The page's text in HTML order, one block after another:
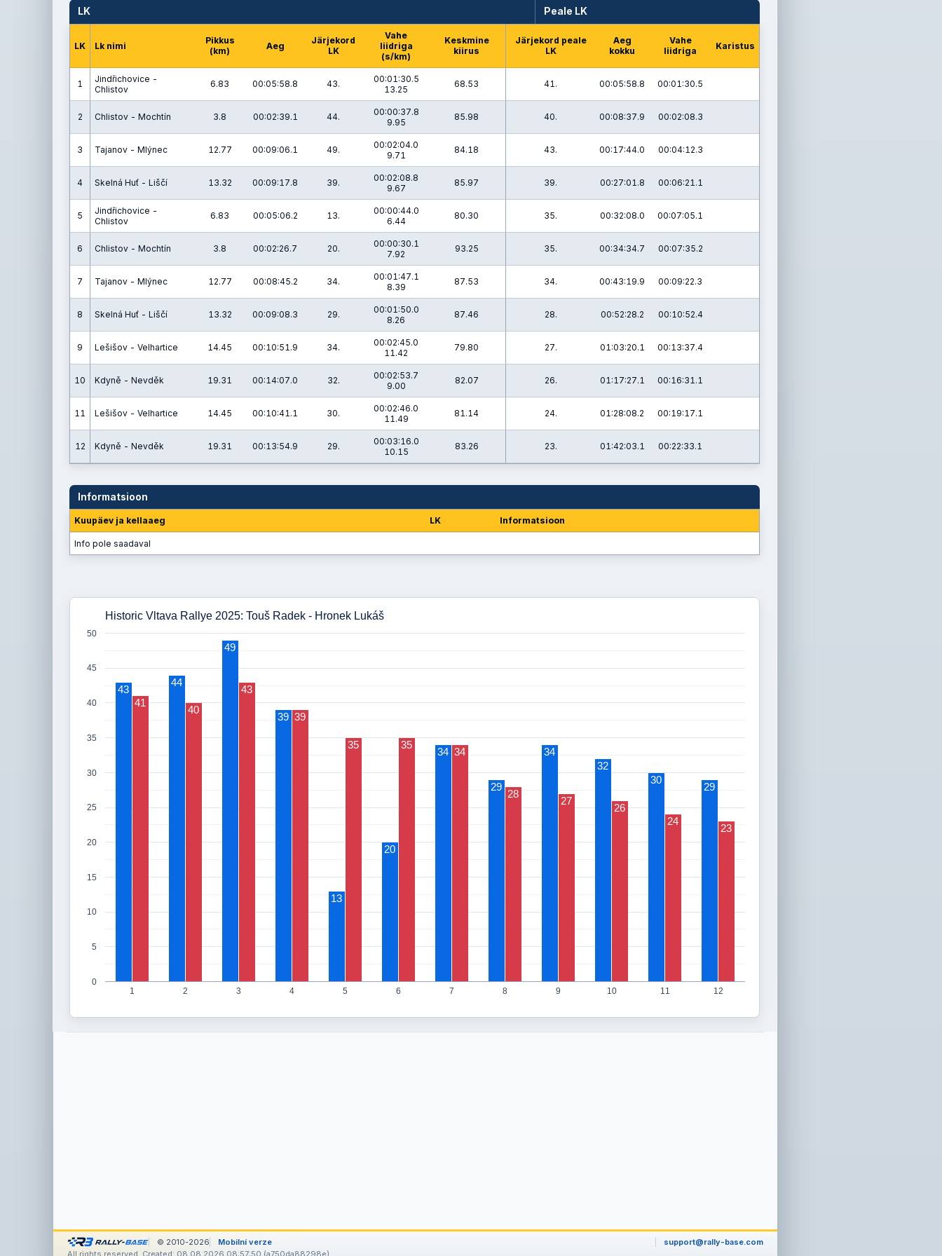
LK Peale LK
LK Lk nimi
Pikkus
(km)
Aeg
Järjekord
LK
Vahe
liidriga
(s/km)
Keskmine
kiirus
Järjekord peale
LK
Aeg
kokku
Vahe
liidriga
Karistus
1
Jindřichovice -
Chlistov
6.83 00:05:58.8 43.
00:01:30.5
13.25
68.53 41. 00:05:58.8 00:01:30.5
2 Chlistov - Mochtín 3.8 00:02:39.1 44.
00:00:37.8
9.95
85.98 40. 00:08:37.9 00:02:08.3
3 Tajanov - Mlýnec 12.77 00:09:06.1 49.
00:02:04.0
9.71
84.18 43. 00:17:44.0 00:04:12.3
4 Skelná Huť - Liščí 13.32 00:09:17.8 39.
00:02:08.8
9.67
85.97 39. 00:27:01.8 00:06:21.1
5
Jindřichovice -
Chlistov
6.83 00:05:06.2 13.
00:00:44.0
6.44
80.30 35. 00:32:08.0 00:07:05.1
6 Chlistov - Mochtín 3.8 00:02:26.7 20.
00:00:30.1
7.92
93.25 35. 00:34:34.7 00:07:35.2
7 Tajanov - Mlýnec 12.77 00:08:45.2 34.
00:01:47.1
8.39
87.53 34. 00:43:19.9 00:09:22.3
8 Skelná Huť - Liščí 13.32 00:09:08.3 29.
00:01:50.0
8.26
87.46 28. 00:52:28.2 00:10:52.4
9 Lešišov - Velhartice 14.45 00:10:51.9 34.
00:02:45.0
11.42
79.80 27. 01:03:20.1 00:13:37.4
10 Kdyně - Nevděk 19.31 00:14:07.0 32.
00:02:53.7
9.00
82.07 26. 01:17:27.1 00:16:31.1
11 Lešišov - Velhartice 14.45 00:10:41.1 30.
00:02:46.0
11.49
81.14 24. 01:28:08.2 00:19:17.1
12 Kdyně - Nevděk 19.31 00:13:54.9 29.
00:03:16.0
10.15
83.26 23. 01:42:03.1 00:22:33.1
Informatsioon
Kuupäev ja kellaaeg LK Informatsioon
Info pole saadaval
Historic Vltava Rallye 2025: Touš Radek - Hronek Lukáš
1 2 3 4 5 6 7 8 9 10 11 12
0
5
10
15
20
25
30
35
40
45
50
43
44
49
39
13
20
34
29
34
32
30
29
41
40
43
39
35 35
34
28
27
26
24
23
© 2010-2026 Mobilní verze
support@rally-base.com
All rights reserved. Created: 08.08.2026 08:57:50 (a750da88298e).